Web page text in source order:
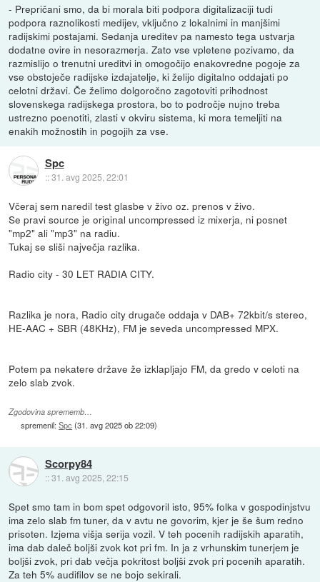
- Prepričani smo, da bi morala biti podpora digitalizaciji tudi
podpora raznolikosti medijev, vključno z lokalnimi in manjšimi
radijskimi postajami. Sedanja ureditev pa namesto tega ustvarja
dodatne ovire in nesorazmerja. Zato vse vpletene pozivamo, da
razmislijo o trenutni ureditvi in omogočijo enakovredne pogoje za
vse obstoječe radijske izdajatelje, ki želijo digitalno oddajati po
celotni državi. Če želimo dolgoročno zagotoviti prihodnost
slovenskega radijskega prostora, bo to področje nujno treba
ustrezno poenotiti, zlasti v okviru sistema, ki mora temeljiti na
enakih možnostih in pogojih za vse.
Spc
::31. avg 2025, 22:01
Včeraj sem naredil test glasbe v živo oz. prenos v živo.
Se pravi source je original uncompressed iz mixerja, ni posnet
"mp2" ali "mp3" na radiu.
Tukaj se sliši največja razlika.
Radio city - 30 LET RADIA CITY.
Razlika je nora, Radio city drugače oddaja v DAB+ 72kbit/s stereo,
HE-AAC + SBR (48KHz), FM je seveda uncompressed MPX.
Potem pa nekatere države že izklapljajo FM, da gredo v celoti na
zelo slab zvok.
Zgodovina sprememb…
spremenil:Spc (31. avg 2025 ob 22:09)
Scorpy84
::31. avg 2025, 22:15
Spet smo tam in bom spet odgovoril isto, 95% folka v gospodinjstvu
ima zelo slab fm tuner, da v avtu ne govorim, kjer je še šum redno
prisoten. Izjema višja serija vozil. V teh pocenih radijskih aparatih,
ima dab daleč boljši zvok kot pri fm. In ja z vrhunskim tunerjem je
boljši zvok, pri dab večja pokritost boljši zvok pri pocenih aparatih.
Za teh 5% audifilov se ne bojo sekirali.